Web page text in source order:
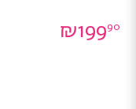
₪19990